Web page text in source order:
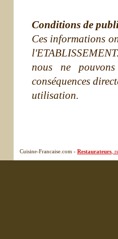
Conditions de
Ces informations
nous ne
conséquences
utilisation.
Cuisine-Francaise.com - Restaurateurs ,